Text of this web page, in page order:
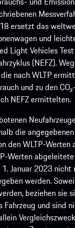
ersetzt das
und
Light Vehicles
(NEFZ).
nach WLTP
und zu den
NEFZ ermittelten.
die
den WLTP-
Werten
Januar 2023 nicht
werden.
beziehen sie
Fahrzeug und sind